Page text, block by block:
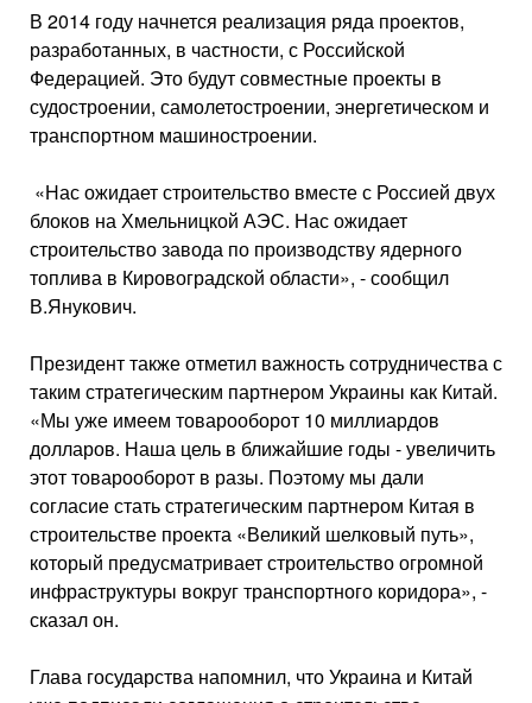
В 2014 году начнется реализация ряда проектов,
разработанных, в частности, с Российской
Федерацией. Это будут совместные проекты в
судостроении, самолетостроении, энергетическом и
транспортном машиностроении.
«Нас ожидает строительство вместе с Россией двух
блоков на Хмельницкой АЭС. Нас ожидает
строительство завода по производству ядерного
топлива в Кировоградской области», - сообщил
В.Янукович.
Президент также отметил важность сотрудничества с
таким стратегическим партнером Украины как Китай.
«Мы уже имеем товарооборот 10 миллиардов
долларов. Наша цель в ближайшие годы - увеличить
этот товарооборот в разы. Поэтому мы дали
согласие стать стратегическим партнером Китая в
строительстве проекта «Великий шелковый путь»,
который предусматривает строительство огромной
инфраструктуры вокруг транспортного коридора», -
сказал он.
Глава государства напомнил, что Украина и Китай